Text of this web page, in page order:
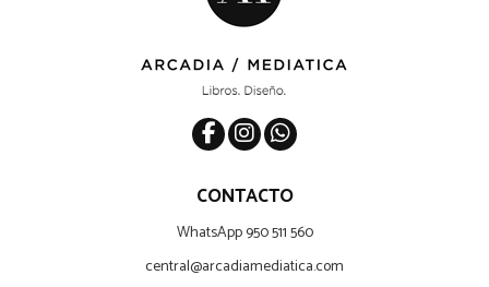
CONTACTO
WhatsApp 950 511 560
central@arcadiamediatica.com